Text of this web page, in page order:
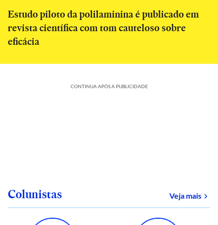
Estudo piloto da polilaminina é publicado em
revista científica com tom cauteloso sobre
eficácia
CONTINUA APÓS A PUBLICIDADE
Colunistas Veja mais